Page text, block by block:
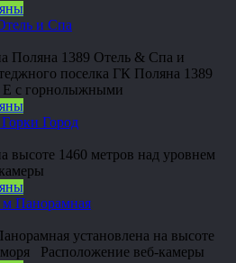
и Спа
Поляна 1389 Отель & Спа и
поселка ГК Поляна 1389
Е с горнолыжными
Город
высоте 1460 метров над уровнем
м Панорамная
установлена на высоте
Расположение веб-камеры